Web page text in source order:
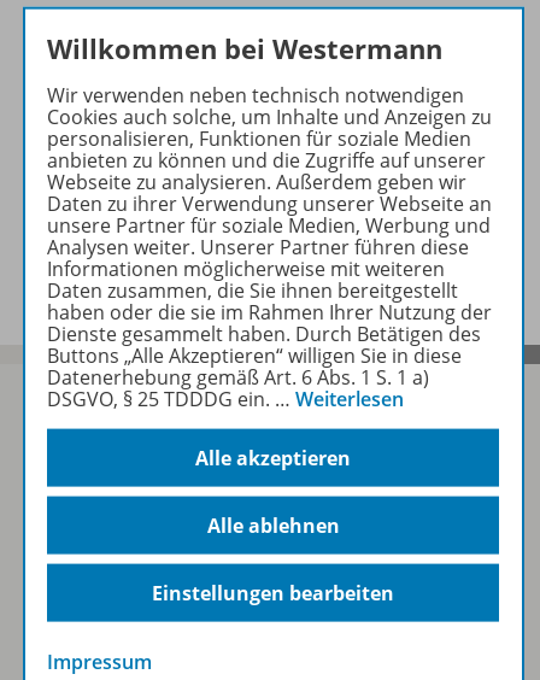
Konzept
Benachrichtigungs-Service
Zum Newsletter anmelden
Folgen Sie uns auf Social Media
Willkommen bei Westermann
Wir verwenden neben technisch notwendigen
Cookies auch solche, um Inhalte und Anzeigen zu
personalisieren, Funktionen für soziale Medien
anbieten zu können und die Zugriffe auf unserer
Webseite zu analysieren. Außerdem geben wir
Daten zu ihrer Verwendung unserer Webseite an
unsere Partner für soziale Medien, Werbung und
Analysen weiter. Unserer Partner führen diese
Informationen möglicherweise mit weiteren
Daten zusammen, die Sie ihnen bereitgestellt
haben oder die sie im Rahmen Ihrer Nutzung der
Dienste gesammelt haben. Durch Betätigen des
Buttons „Alle Akzeptieren“ willigen Sie in diese
Datenerhebung gemäß Art. 6 Abs. 1 S. 1 a)
DSGVO, § 25 TDDDG ein. … Weiterlesen
Alle akzeptieren
Alle ablehnen
Einstellungen bearbeiten
Impressum